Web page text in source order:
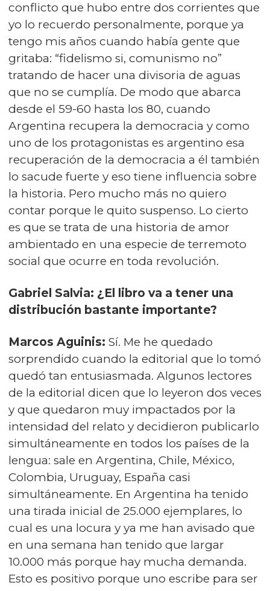
conflicto que hubo entre dos corrientes que
yo lo recuerdo personalmente, porque ya
tengo mis años cuando había gente que
gritaba: “fidelismo si, comunismo no”
tratando de hacer una divisoria de aguas
que no se cumplía. De modo que abarca
desde el 59-60 hasta los 80, cuando
Argentina recupera la democracia y como
uno de los protagonistas es argentino esa
recuperación de la democracia a él también
lo sacude fuerte y eso tiene influencia sobre
la historia. Pero mucho más no quiero
contar porque le quito suspenso. Lo cierto
es que se trata de una historia de amor
ambientado en una especie de terremoto
social que ocurre en toda revolución.
Gabriel Salvia: ¿El libro va a tener una
distribución bastante importante?
Marcos Aguinis: Sí. Me he quedado
sorprendido cuando la editorial que lo tomó
quedó tan entusiasmada. Algunos lectores
de la editorial dicen que lo leyeron dos veces
y que quedaron muy impactados por la
intensidad del relato y decidieron publicarlo
simultáneamente en todos los países de la
lengua: sale en Argentina, Chile, México,
Colombia, Uruguay, España casi
simultáneamente. En Argentina ha tenido
una tirada inicial de 25.000 ejemplares, lo
cual es una locura y ya me han avisado que
en una semana han tenido que largar
10.000 más porque hay mucha demanda.
Esto es positivo porque uno escribe para ser